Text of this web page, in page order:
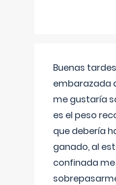
Buenas
embarazada
me gustaría
es el peso
que debería
ganado, al
confinada